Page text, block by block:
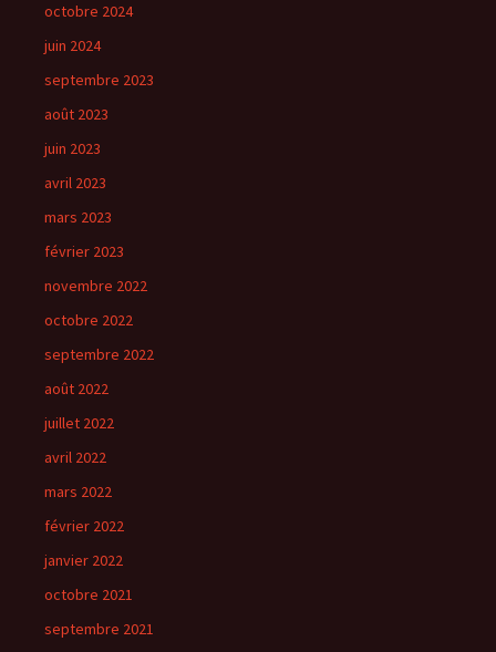
octobre 2024
juin 2024
septembre 2023
août 2023
juin 2023
avril 2023
mars 2023
février 2023
novembre 2022
octobre 2022
septembre 2022
août 2022
juillet 2022
avril 2022
mars 2022
février 2022
janvier 2022
octobre 2021
septembre 2021